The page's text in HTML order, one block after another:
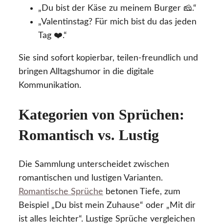
„Du bist der Käse zu meinem Burger 🧀.“
„Valentinstag? Für mich bist du das jeden
Tag ❤️.“
Sie sind sofort kopierbar, teilen-freundlich und
bringen Alltagshumor in die digitale
Kommunikation.
Kategorien von Sprüchen:
Romantisch vs. Lustig
Die Sammlung unterscheidet zwischen
romantischen und lustigen Varianten.
Romantische Sprüche betonen Tiefe, zum
Beispiel „Du bist mein Zuhause“ oder „Mit dir
ist alles leichter“. Lustige Sprüche vergleichen